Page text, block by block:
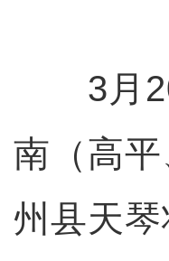
3月20
南（高平
州县天